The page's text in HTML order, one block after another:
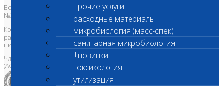
прочие услуги
расходные материалы
микробиология (масс-спек)
санитарная микробиология
!!!новинки
токсикология
утилизация
Все права защищены и охраняются законом. Товарный знак
№395740 от 2008 г. ООО "ШАНС БИО"
Копирование, тиражирование, а также использование материалов,
размещенных на сайтеwww.vetlab.ruвозможно только с
письменного разрешения Правообладателя
Член Национальной ветеринарной палаты
(АСРО НВП)